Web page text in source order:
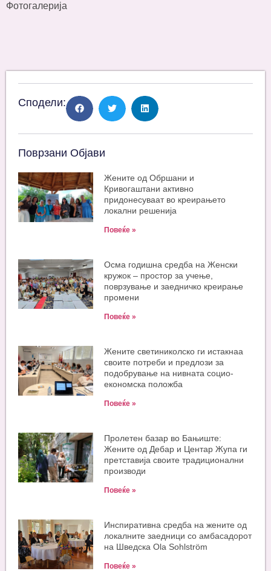
Фотогалерија
Сподели:
Поврзани Објави
Жените од Обршани и
Кривогаштани активно
придонесуваат во креирањето
локални решенија
Повеќе »
Oсма годишна средба на Женски
кружок – простор за учење,
поврзување и заедничко креирање
промени
Повеќе »
Жените светиниколско ги истакнаа
своите потреби и предлози за
подобрување на нивната социо-
економска положба
Повеќе »
Пролетен базар во Бањиште:
Жените од Дебар и Центар Жупа ги
претставија своите традиционални
производи
Повеќе »
Инспиративна средба на жените од
локалните заедници со амбасадорот
на Шведска Ola Sohlström
Повеќе »